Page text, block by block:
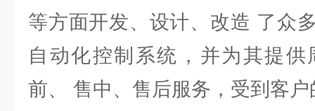
等方面开发、设计、改造 了众
自动化控制系统，并为其提
前、 售中、售后服务，受到客